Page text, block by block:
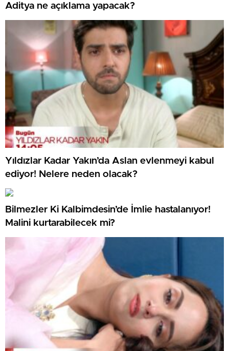
Aditya ne açıklama yapacak?
Yıldızlar Kadar Yakın’da Aslan evlenmeyi kabul
ediyor! Nelere neden olacak?
Bilmezler Ki Kalbimdesin’de İmlie hastalanıyor!
Malini kurtarabilecek mi?